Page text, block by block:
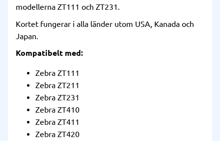
modellerna ZT111 och ZT231.
Kortet fungerar i alla länder utom USA, Kanada och
Japan.
Kompatibelt med:
Zebra ZT111
Zebra ZT211
Zebra ZT231
Zebra ZT410
Zebra ZT411
Zebra ZT420